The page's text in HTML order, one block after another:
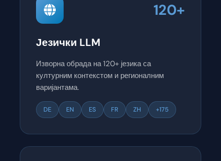
120+
Језички LLM
Изворна обрада на 120+ језика са
културним контекстом и регионалним
варијантама.
DE EN ES FR ZH +175